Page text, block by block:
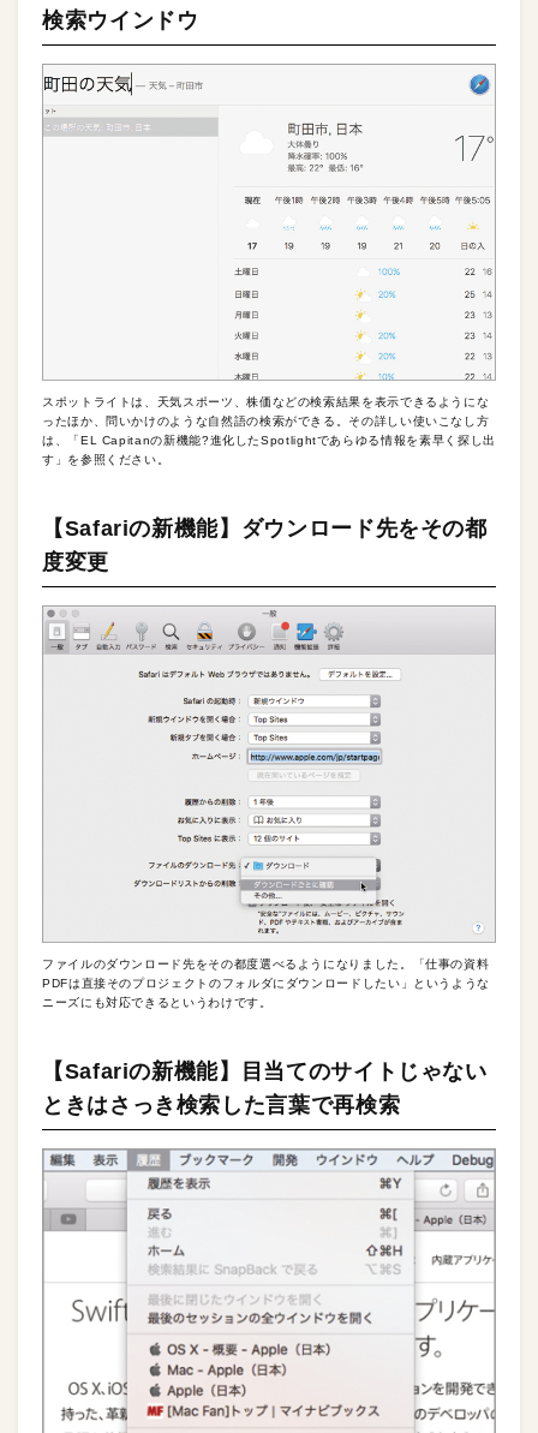
検索ウインドウ
スポットライトは、天気スポーツ、株価などの検索結果を表示できるようにな
ったほか、問いかけのような自然語の検索ができる。その詳しい使いこなし方
は、「EL Capitanの新機能?進化したSpotlightであらゆる情報を素早く探し出
す」を参照ください。
【Safariの新機能】ダウンロード先をその都
度変更
ファイルのダウンロード先をその都度選べるようになりました。「仕事の資料
PDFは直接そのプロジェクトのフォルダにダウンロードしたい」というような
ニーズにも対応できるというわけです。
【Safariの新機能】目当てのサイトじゃない
ときはさっき検索した言葉で再検索